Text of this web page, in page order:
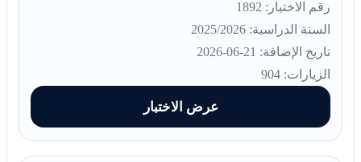
رقم الاختبار: 1892
السنة الدراسية: 2025/2026
تاريخ الإضافة: 21-06-2026
الزيارات: 904
عرض الاختبار